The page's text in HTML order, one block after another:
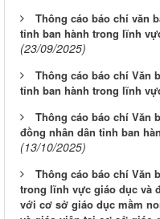
Thông cáo báo chí văn
tỉnh ban hành trong lĩnh
(23/09/2025)
Thông cáo báo chí Văn
tỉnh ban hành trong lĩnh
Thông cáo báo chí Văn
đồng nhân dân tỉnh ban
(13/10/2025)
Thông cáo báo chí Văn
trong lĩnh vực giáo dục và
với cơ sở giáo dục mầm